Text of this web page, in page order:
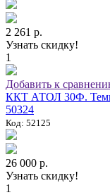
2 261 р.
Узнать скидку!
1
Добавить к
ККТ АТОЛ 30Ф.
50324
Код: 52125
26 000 р.
Узнать скидку!
1